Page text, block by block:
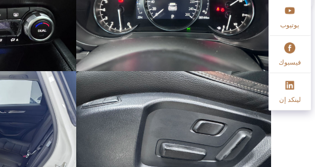
يوتيوب
فيسبوك
لينكد إن